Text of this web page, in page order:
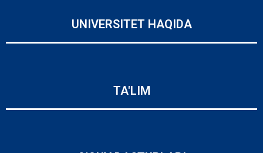
UNIVERSITET HAQIDA
TA'LIM